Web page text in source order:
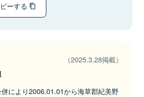
ーする
（2025.3.28掲載）
により2006.01.01から海草郡紀美野